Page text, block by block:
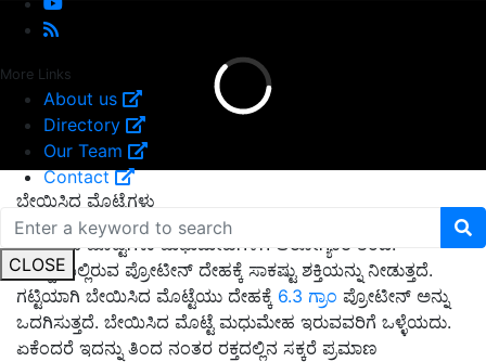
More Links
About us
Directory
Our Team
Contact
CLOSE
ಬೇಯಿಸಿದ ಮೊಟ್ಟೆಗಳು
ಬೇಯಿಸಿದ ಮೊಟ್ಟೆಗಳು ಮಧುಮೇಹಿಗಳಿಗೆ ಆರೋಗ್ಯಕರ ತಿಂಡಿ.
ಮೊಟ್ಟೆಯಲ್ಲಿರುವ ಪ್ರೋಟೀನ್ ದೇಹಕ್ಕೆ ಸಾಕಷ್ಟು ಶಕ್ತಿಯನ್ನು ನೀಡುತ್ತದೆ.
ಗಟ್ಟಿಯಾಗಿ ಬೇಯಿಸಿದ ಮೊಟ್ಟೆಯು ದೇಹಕ್ಕೆ 6.3 ಗ್ರಾಂ ಪ್ರೋಟೀನ್ ಅನ್ನು
ಒದಗಿಸುತ್ತದೆ. ಬೇಯಿಸಿದ ಮೊಟ್ಟೆ ಮಧುಮೇಹ ಇರುವವರಿಗೆ ಒಳ್ಳೆಯದು.
ಏಕೆಂದರೆ ಇದನ್ನು ತಿಂದ ನಂತರ ರಕ್ತದಲ್ಲಿನ ಸಕ್ಕರೆ ಪ್ರಮಾಣ